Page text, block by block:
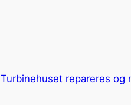
Turbinehuset repareres og